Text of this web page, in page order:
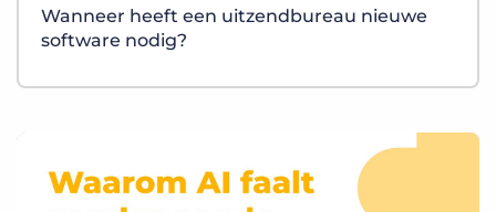
Wanneer heeft een uitzendbureau nieuwe
software nodig?